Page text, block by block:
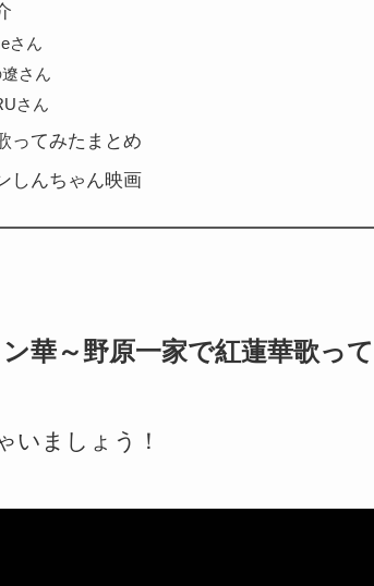
さん
さん
さん
ってみたまとめ
しんちゃん映画
華～野原一家で紅蓮華歌っ
いましょう！